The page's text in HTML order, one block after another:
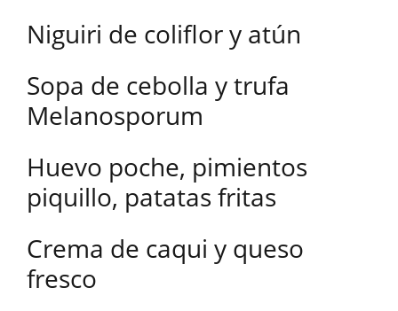
Niguiri de coliflor y atún
Sopa de cebolla y trufa
Melanosporum
Huevo poche, pimientos
piquillo, patatas fritas
Crema de caqui y queso
fresco